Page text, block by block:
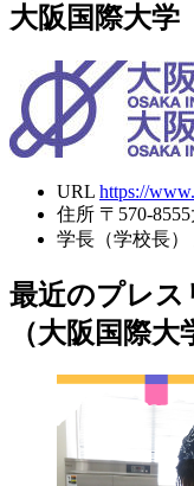
大阪国際大学
URL https://
住所 〒570-
学長（学校長）
最近のプレス
（大阪国際大